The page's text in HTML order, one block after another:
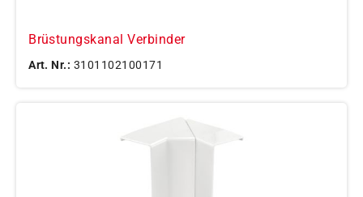
Brüstungskanal Verbinder
Art. Nr.: 3101102100171